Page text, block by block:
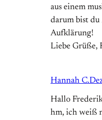
aus einem
darum bist du
Aufklärung!
Liebe Grüße,
Hannah C.
Hallo
hm, ich weiß